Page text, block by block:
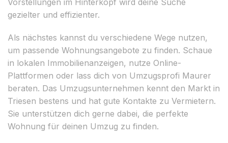
gezielter und effizienter.
Als nächstes kannst du verschiedene Wege nutzen,
um passende Wohnungsangebote zu finden. Schaue
in lokalen Immobilienanzeigen, nutze Online-
Plattformen oder lass dich von Umzugsprofi Maurer
beraten. Das Umzugsunternehmen kennt den Markt in
Triesen bestens und hat gute Kontakte zu Vermietern.
Sie unterstützen dich gerne dabei, die perfekte
Wohnung für deinen Umzug zu finden.